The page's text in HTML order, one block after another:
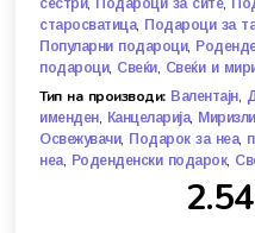
старосватица, Подароци за
Популарни подароци,
подароци, Свеќи, Свеќи и
Тип на производи: Валентајн,
именден, Канцеларија,
Освежувачи, Подарок за неа,
неа, Роденденски подарок,